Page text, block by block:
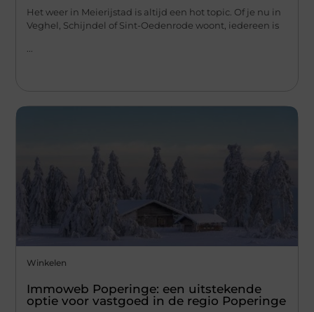
Het weer in Meierijstad is altijd een hot topic. Of je nu in
Veghel, Schijndel of Sint-Oedenrode woont, iedereen is
Winkelen
Immoweb Poperinge: een uitstekende
optie voor vastgoed in de regio Poperinge